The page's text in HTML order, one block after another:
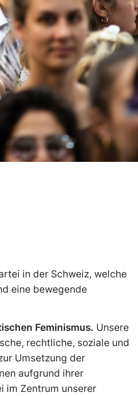
in der Schweiz, welche
eine bewegende
Feminismus. Unsere
rechtliche, soziale und
Umsetzung der
aufgrund ihrer
im Zentrum unserer